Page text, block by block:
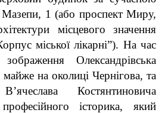
Мазепи, 1 (або проспект Миру,
місцевого значення
міської лікарні”). На час
Олександрівська
на околиці Чернігова, та
В’ячеслава Костянтиновича
історика, який